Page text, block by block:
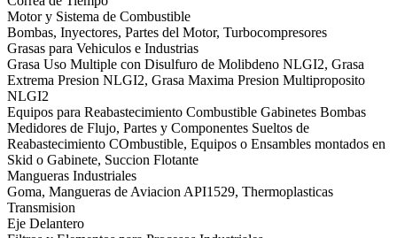
Motor y Sistema de Combustible
Bombas, Inyectores, Partes del Motor, Turbocompresores
Grasas para Vehiculos e Industrias
Grasa Uso Multiple con Disulfuro de Molibdeno NLGI2, Grasa
Extrema Presion NLGI2, Grasa Maxima Presion Multiproposito
NLGI2
Equipos para Reabastecimiento Combustible Gabinetes Bombas
Medidores de Flujo, Partes y Componentes Sueltos de
Reabastecimiento COmbustible, Equipos o Ensambles montados en
Skid o Gabinete, Succion Flotante
Mangueras Industriales
Goma, Mangueras de Aviacion API1529, Thermoplasticas
Transmision
Eje Delantero